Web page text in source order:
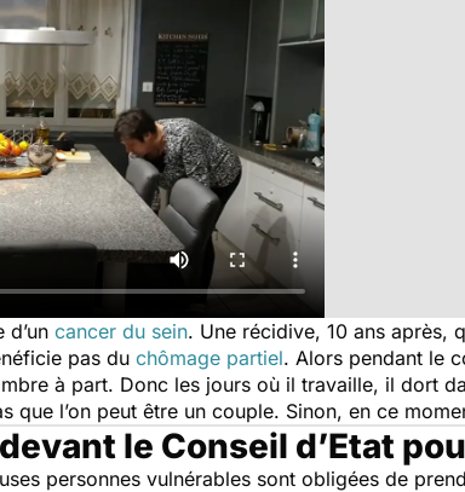
cancer du sein. Une récidive, 10 ans après,
pas du chômage partiel. Alors pendant le
à part. Donc les jours où il travaille, il dort
que l’on peut être un couple. Sinon, en ce
le Conseil d’Etat
personnes vulnérables sont obligées de